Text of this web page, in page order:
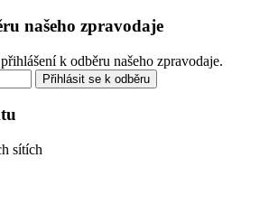
našeho zpravodaje
k odběru našeho zpravodaje.
Přihlásit se k odběru
sítích